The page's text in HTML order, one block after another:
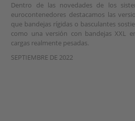
Dentro de las novedades de los
eurocontenedores destacamos las
que bandejas rígidas o basculantes
como una versión con bandejas XXL
cargas realmente pesadas.
SEPTIEMBRE DE 2022